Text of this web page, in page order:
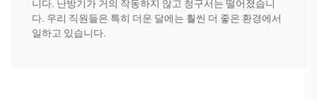
니다. 난방기가 거의 작동하지 않고 청구서는 떨어졌습니
다. 우리 직원들은 특히 더운 달에는 훨씬 더 좋은 환경에서
일하고 있습니다.